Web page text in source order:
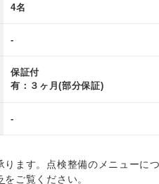
4名
-
保証付
有：３ヶ月(部分保証)
-
ます。点検整備のメニューに
をご覧ください。